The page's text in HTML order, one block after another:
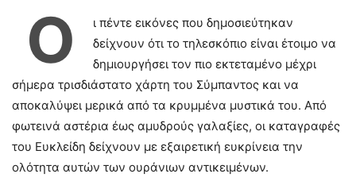
Ο
ι πέντε εικόνες που δημοσιεύτηκαν
δείχνουν ότι το τηλεσκόπιο είναι έτοιμο να
δημιουργήσει τον πιο εκτεταμένο μέχρι
σήμερα τρισδιάστατο χάρτη του Σύμπαντος και να
αποκαλύψει μερικά από τα κρυμμένα μυστικά του. Από
φωτεινά αστέρια έως αμυδρούς γαλαξίες, οι καταγραφές
του Ευκλείδη δείχνουν με εξαιρετική ευκρίνεια την
ολότητα αυτών των ουράνιων αντικειμένων.